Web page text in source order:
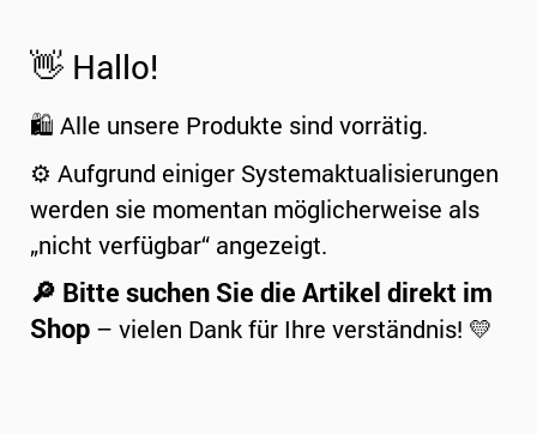
👋 Hallo!
🛍️ Alle unsere Produkte sind vorrätig.
⚙️ Aufgrund einiger Systemaktualisierungen
werden sie momentan möglicherweise als
„nicht verfügbar“ angezeigt.
🔎 Bitte suchen Sie die Artikel direkt im
Shop – vielen Dank für Ihre verständnis! 💛